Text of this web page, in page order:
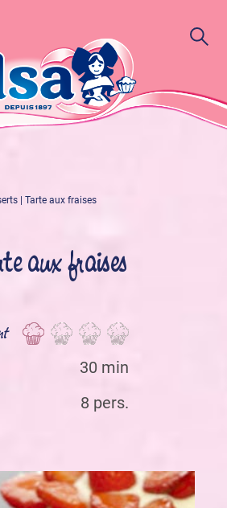
Tarte aux fraises
aux fraises
30 min
8 pers.